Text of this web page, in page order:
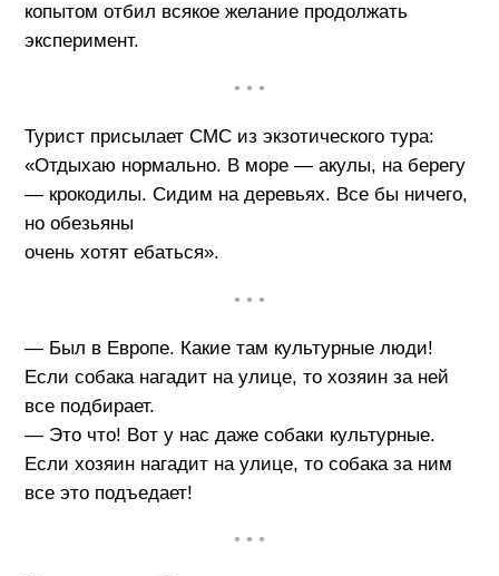
копытом отбил всякое желание продолжать
эксперимент.
• • •
Турист присылает СМС из экзотического тура:
«Отдыхаю нормально. В море — акулы, на берегу
— крокодилы. Сидим на деревьях. Все бы ничего,
но обезьяны
очень хотят ебаться».
• • •
— Был в Европе. Какие там культурные люди!
Если собака нагадит на улице, то хозяин за ней
все подбирает.
— Это что! Вот у нас даже собаки культурные.
Если хозяин нагадит на улице, то собака за ним
все это подъедает!
• • •